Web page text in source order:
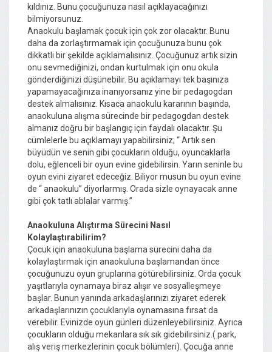
kıldınız. Bunu çocuğunuza nasıl açıklayacağınızı
bilmiyorsunuz.
Anaokulu başlamak çocuk için çok zor olacaktır. Bunu
daha da zorlaştırmamak için çocuğunuza bunu çok
dikkatli bir şekilde açıklamalısınız. Çocuğunuz artık sizin
onu sevmediğinizi, ondan kurtulmak için onu okula
gönderdiğinizi düşünebilir. Bu açıklamayı tek başınıza
yapamayacağınıza inanıyorsanız yine bir pedagogdan
destek almalısınız. Kısaca anaokulu kararının başında,
anaokuluna alışma sürecinde bir pedagogdan destek
almanız doğru bir başlangıç için faydalı olacaktır. Şu
cümlelerle bu açıklamayı yapabilirsiniz; “ Artık sen
büyüdün ve senin gibi çocukların olduğu, oyuncaklarla
dolu, eğlenceli bir oyun evine gidebilirsin. Yarın seninle bu
oyun evini ziyaret edeceğiz. Biliyor musun bu oyun evine
de “ anaokulu” diyorlarmış. Orada sizle oynayacak anne
gibi çok tatlı ablalar varmış.”
Anaokuluna Alıştırma Sürecini Nasıl
Kolaylaştırabilirim?
Çocuk için anaokuluna başlama sürecini daha da
kolaylaştırmak için anaokuluna başlamandan önce
çocuğunuzu oyun gruplarına götürebilirsiniz. Orda çocuk
yaşıtlarıyla oynamaya biraz alışır ve sosyalleşmeye
başlar. Bunun yanında arkadaşlarınızı ziyaret ederek
arkadaşlarınızın çocuklarıyla oynamasına fırsat da
verebilir. Evinizde oyun günleri düzenleyebilirsiniz. Ayrıca
çocukların olduğu mekanlara sık sık gidebilirsiniz.( park,
alış veriş merkezlerinin çocuk bölümleri). Çocuğa anne